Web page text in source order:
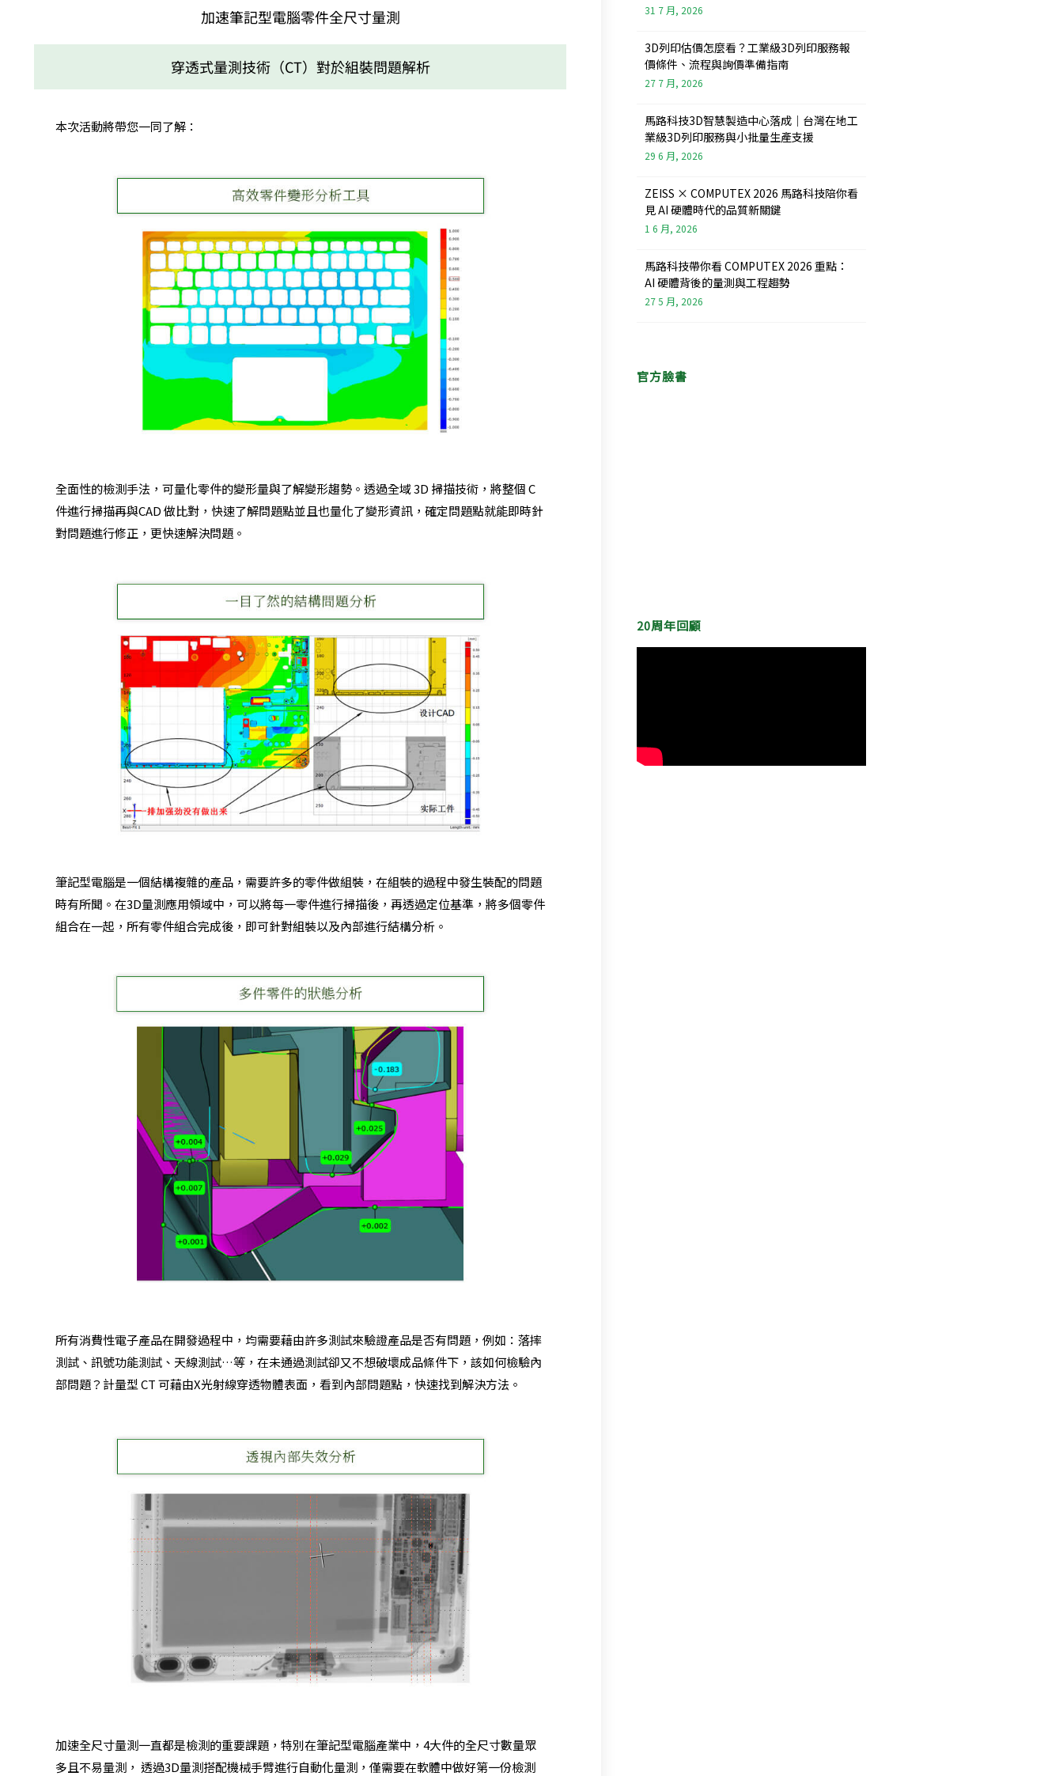
加速筆記型電腦零件全尺寸量測
穿透式量測技術（CT）對於組裝問題解析
本次活動將帶您一同了解：
全面性的檢測手法，可量化零件的變形量與了解變形趨勢。透過全域 3D 掃描技術，將整個 C
件進行掃描再與CAD 做比對，快速了解問題點並且也量化了變形資訊，確定問題點就能即時針
對問題進行修正，更快速解決問題。
筆記型電腦是一個結構複雜的產品，需要許多的零件做組裝，在組裝的過程中發生裝配的問題
時有所聞。在3D量測應用領域中，可以將每一零件進行掃描後，再透過定位基準，將多個零件
組合在一起，所有零件組合完成後，即可針對組裝以及內部進行結構分析。
所有消費性電子產品在開發過程中，均需要藉由許多測試來驗證產品是否有問題，例如：落摔
測試、訊號功能測試、天線測試…等，在未通過測試卻又不想破壞成品條件下，該如何檢驗內
部問題？計量型 CT 可藉由X光射線穿透物體表面，看到內部問題點，快速找到解決方法。
加速全尺寸量測一直都是檢測的重要課題，特別在筆記型電腦產業中，4大件的全尺寸數量眾
多且不易量測， 透過3D量測搭配機械手臂進行自動化量測，僅需要在軟體中做好第一份檢測
31 7 月, 2026
3D列印估價怎麼看？工業級3D列印服務報
價條件、流程與詢價準備指南
27 7 月, 2026
馬路科技3D智慧製造中心落成｜台灣在地工
業級3D列印服務與小批量生產支援
29 6 月, 2026
ZEISS × COMPUTEX 2026 馬路科技陪你看
見 AI 硬體時代的品質新關鍵
1 6 月, 2026
馬路科技帶你看 COMPUTEX 2026 重點：
AI 硬體背後的量測與工程趨勢
27 5 月, 2026
官方臉書
20周年回顧